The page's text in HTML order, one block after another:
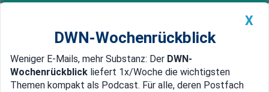
Newsticker MEIN DWN: Geldanlage Premium
Edelmetalle DWN-Magazin China
X
DWN-Wochenrückblick
Weniger E-Mails, mehr Substanz: Der DWN-
Wochenrückblick liefert 1x/Woche die wichtigsten
Themen kompakt als Podcast. Für alle, deren Postfach